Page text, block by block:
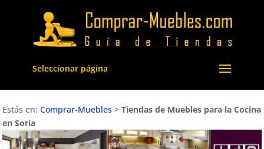
Seleccionar página
Estás en:Comprar-Muebles >Tiendas de Muebles para la Cocina
en Soria